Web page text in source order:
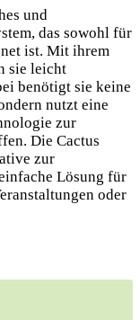
und
das sowohl für
ist. Mit ihrem
sie leicht
benötigt sie keine
nutzt eine
zur
Die Cactus
zur
Lösung für
oder